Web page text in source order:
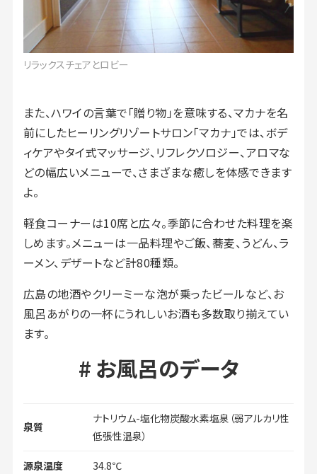
リラックスチェアとロビー
また、ハワイの言葉で「贈り物」を意味する、マカナを名
前にしたヒーリングリゾートサロン「マカナ」では、ボデ
ィケアやタイ式マッサージ、リフレクソロジー、アロマな
どの幅広いメニューで、さまざまな癒しを体感できます
よ。
軽食コーナーは10席と広々。季節に合わせた料理を楽
しめます。メニューは一品料理やご飯、蕎麦、うどん、ラ
ーメン、デザートなど計80種類。
広島の地酒やクリーミーな泡が乗ったビールなど、お
風呂あがりの一杯にうれしいお酒も多数取り揃えてい
ます。
お風呂のデータ
泉質
ナトリウム-塩化物炭酸水素塩泉（弱アルカリ性
低張性温泉）
源泉温度 34.8℃